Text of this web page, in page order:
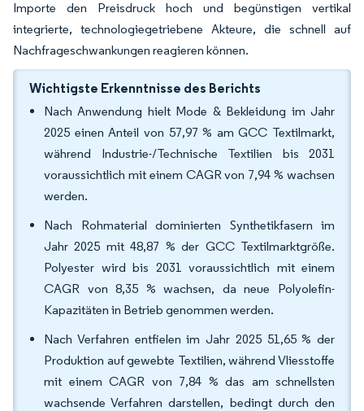
Importe den Preisdruck hoch und begünstigen vertikal
integrierte, technologiegetriebene Akteure, die schnell auf
Nachfrageschwankungen reagieren können.
Wichtigste Erkenntnisse des Berichts
Nach Anwendung hielt Mode & Bekleidung im Jahr
2025 einen Anteil von 57,97 % am GCC Textilmarkt,
während Industrie-/Technische Textilien bis 2031
voraussichtlich mit einem CAGR von 7,94 % wachsen
werden.
Nach Rohmaterial dominierten Synthetikfasern im
Jahr 2025 mit 48,87 % der GCC Textilmarktgröße.
Polyester wird bis 2031 voraussichtlich mit einem
CAGR von 8,35 % wachsen, da neue Polyolefin-
Kapazitäten in Betrieb genommen werden.
Nach Verfahren entfielen im Jahr 2025 51,65 % der
Produktion auf gewebte Textilien, während Vliesstoffe
mit einem CAGR von 7,84 % das am schnellsten
wachsende Verfahren darstellen, bedingt durch den